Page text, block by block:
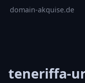
domain-akquise.de
teneriffa-